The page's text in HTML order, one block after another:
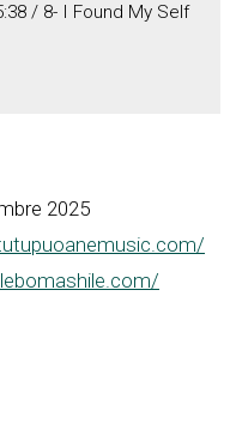
/ 8- I Found My Self
2025